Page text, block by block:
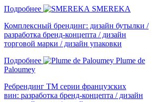
Подробнее
SMEREKA
Комплексный брендинг: дизайн бутылки /
разработка бренд-концепта / дизайн
торговой марки / дизайн упаковки
Подробнее
Plume de
Paloumey
Ребрендинг ТМ серии французских
вин: разработка бренд-концепта / дизайн